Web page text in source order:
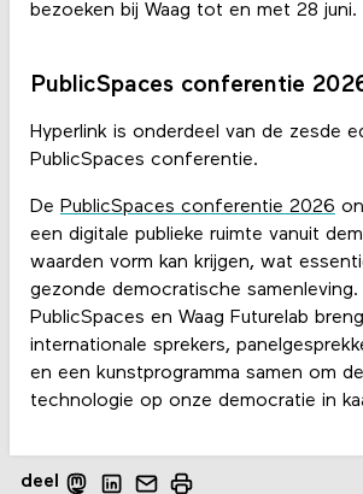
bezoeken bij Waag tot en met 28 juni.
PublicSpaces conferentie
Hyperlink is onderdeel van de zesde
PublicSpaces conferentie.
De PublicSpaces conferentie 2026
een digitale publieke ruimte vanuit
waarden vorm kan krijgen, wat
gezonde democratische
PublicSpaces en Waag Futurelab
internationale sprekers,
en een kunstprogramma samen om
technologie op onze democratie in
deel